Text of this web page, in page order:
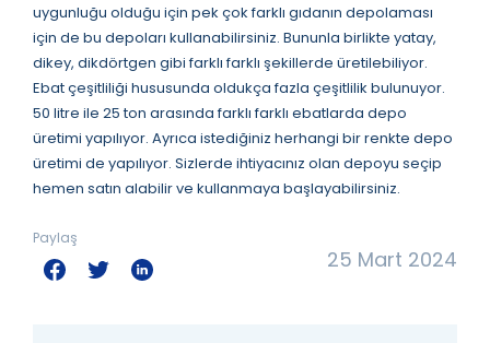
uygunluğu olduğu için pek çok farklı gıdanın depolaması
için de bu depoları kullanabilirsiniz. Bununla birlikte yatay,
dikey, dikdörtgen gibi farklı farklı şekillerde üretilebiliyor.
Ebat çeşitliliği hususunda oldukça fazla çeşitlilik bulunuyor.
50 litre ile 25 ton arasında farklı farklı ebatlarda depo
üretimi yapılıyor. Ayrıca istediğiniz herhangi bir renkte depo
üretimi de yapılıyor. Sizlerde ihtiyacınız olan depoyu seçip
hemen satın alabilir ve kullanmaya başlayabilirsiniz.
25 Mart 2024
Paylaş